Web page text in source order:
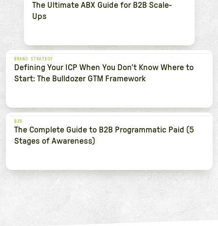
The Ultimate ABX Guide for B2B Scale-
Ups
BRAND STRATEGY
Defining Your ICP When You Don't Know Where to
Start: The Bulldozer GTM Framework
B2B
The Complete Guide to B2B Programmatic Paid (5
Stages of Awareness)